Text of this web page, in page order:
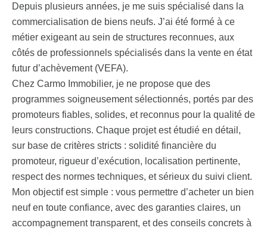
Depuis plusieurs années, je me suis spécialisé dans la
commercialisation de biens neufs. J’ai été formé à ce
métier exigeant au sein de structures reconnues, aux
côtés de professionnels spécialisés dans la vente en état
futur d’achèvement (VEFA).
Chez Carmo Immobilier, je ne propose que des
programmes soigneusement sélectionnés, portés par des
promoteurs fiables, solides, et reconnus pour la qualité de
leurs constructions. Chaque projet est étudié en détail,
sur base de critères stricts : solidité financière du
promoteur, rigueur d’exécution, localisation pertinente,
respect des normes techniques, et sérieux du suivi client.
Mon objectif est simple : vous permettre d’acheter un bien
neuf en toute confiance, avec des garanties claires, un
accompagnement transparent, et des conseils concrets à